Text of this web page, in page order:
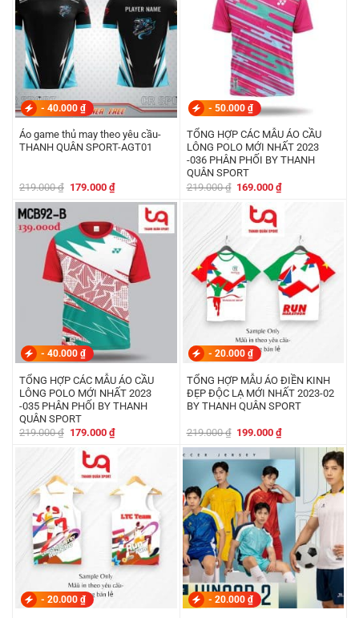
- 40.000 ₫
Áo game thủ may theo yêu cầu-
THANH QUÂN SPORT-AGT01
219.000₫ Giá
là:
179.000 ₫Giá
hiện
tại
179.000 ₫.
- 50.000 ₫
TỔNG HỢP CÁC MẪU ÁO CẦU
LÔNG POLO MỚI NHẤT 2023
-036 PHÂN PHỐI BY THANH
QUÂN SPORT
219.000₫ Giá
là:
219.000 ₫.
169.000₫Giá
- 40.000 ₫
TỔNG HỢP CÁC MẪU ÁO CẦU
LÔNG POLO MỚI NHẤT 2023
-035 PHÂN PHỐI BY THANH
QUÂN SPORT
219.000₫ Giá
là:
219.000 ₫.
179.000 ₫Giá
hiện
- 20.000 ₫
TỔNG HỢP MẪU ÁO ĐIỀN KINH
ĐẸP ĐỘC LẠ MỚI NHẤT 2023-02
BY THANH QUÂN SPORT
219.000₫ Giá
là:
219.000 ₫.
199.000₫Giá
tại
là:
199.000 ₫.
- 20.000 ₫ - 20.000 ₫